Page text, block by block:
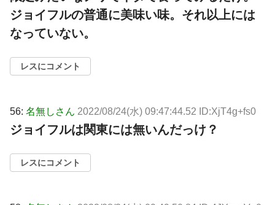
ジョイフルの普通に美味い味。それ以上には
なっていない。
レスにコメント
56: 名無しさん 2022/08/24(水) 09:47:44.52 ID:XjT4g+fs0
ジョイフルは関東には無いんだっけ？
レスにコメント